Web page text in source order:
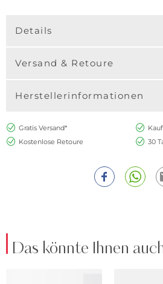
Details
Versand & Retoure
Herstellerinformationen
Gratis Versand*
Kostenlose Retoure
30
Das könnte Ihnen